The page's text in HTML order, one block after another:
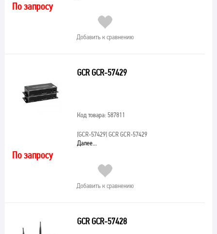
По запросу
Добавить к сравнению
GCR GCR-57429
Код товара: 587811
[GCR-57429]GCR GCR-57429
Далее...
По запросу
Добавить к сравнению
GCR GCR-57428